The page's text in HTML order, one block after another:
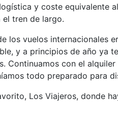
y coste equivalente
el tren de largo.
los vuelos internacionales
y a principios de año ya
con el
todo preparado para
Los Viajeros, donde